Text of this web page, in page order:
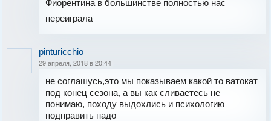
Фиорентина в большинстве полностью нас
переиграла
pinturicchio
29 апреля, 2018 в 20:44
не соглашусь,это мы показываем какой то ватокат
под конец сезона, а вы как сливаетесь не
понимаю, походу выдохлись и психологию
подправить надо